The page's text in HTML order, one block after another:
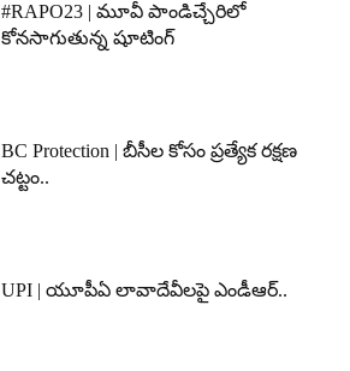
#RAPO23 | మూవీ పాండిచ్చేరిలో
కోనసాగుతున్న షూటింగ్
BC Protection | బీసీల కోసం ప్రత్యేక రక్షణ
చట్టం..
UPI | యూపీఏ లావాదేవీలపై ఎండీఆర్..